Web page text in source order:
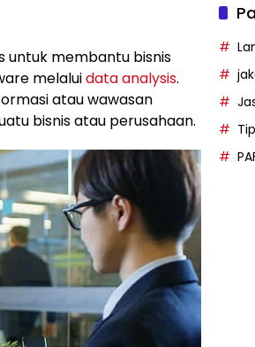
untuk membantu bisnis
melaluidata analysis.
atau wawasan
bisnis atau perusahaan.